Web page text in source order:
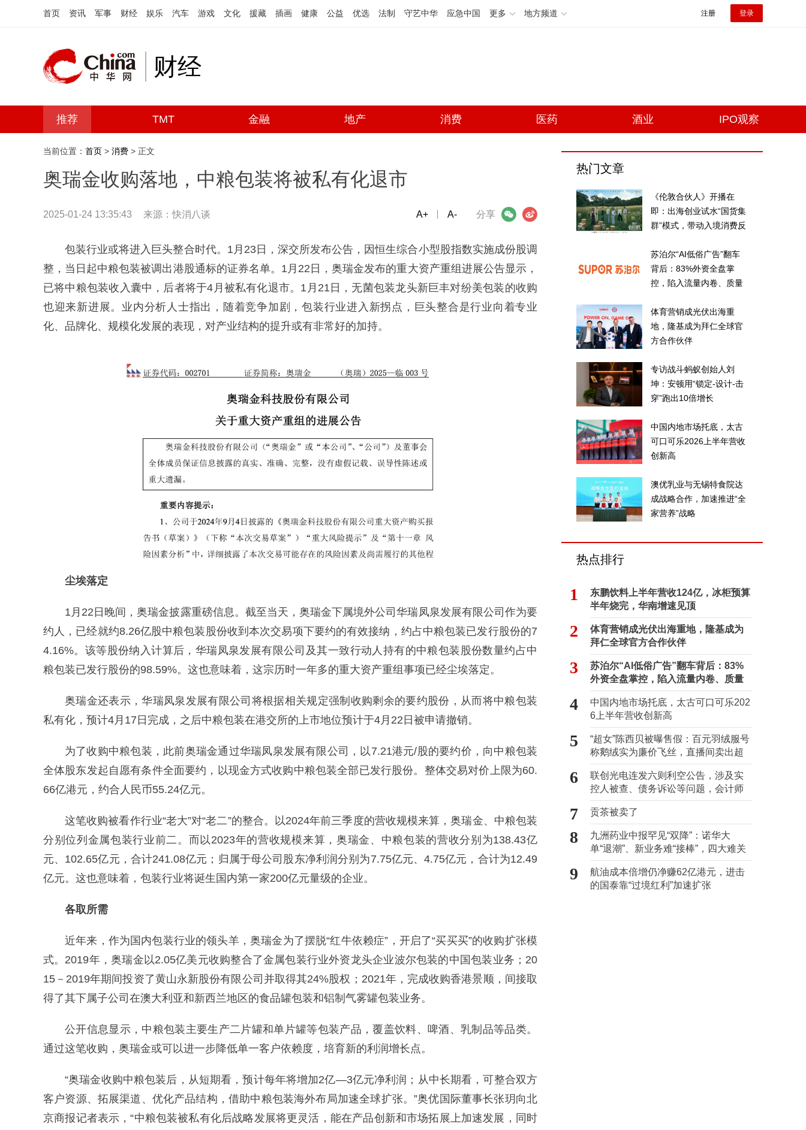
首页 资讯 军事 财经 娱乐 汽车 游戏 文化 援藏 插画 健康 公益 优选 法制 守艺中华 应急中国 更多 地方频道 注册 登录
财经
推荐 TMT 金融 地产 消费 医药 酒业 IPO观察
当前位置： 首页 > 消费 > 正文
奥瑞金收购落地，中粮包装将被私有化退市
2025-01-24 13:35:43 来源：快消八谈 分享
微信 微博
A+ A-
包装行业或将进入巨头整合时代。1月23日，深交所发布公告，因恒生综合小型股指数实施成份股调
整，当日起中粮包装被调出港股通标的证券名单。1月22日，奥瑞金发布的重大资产重组进展公告显示，
已将中粮包装收入囊中，后者将于4月被私有化退市。1月21日，无菌包装龙头新巨丰对纷美包装的收购
也迎来新进展。业内分析人士指出，随着竞争加剧，包装行业进入新拐点，巨头整合是行业向着专业
化、品牌化、规模化发展的表现，对产业结构的提升或有非常好的加持。
尘埃落定
1月22日晚间，奥瑞金披露重磅信息。截至当天，奥瑞金下属境外公司华瑞凤泉发展有限公司作为要
约人，已经就约8.26亿股中粮包装股份收到本次交易项下要约的有效接纳，约占中粮包装已发行股份的7
4.16%。该等股份纳入计算后，华瑞凤泉发展有限公司及其一致行动人持有的中粮包装股份数量约占中
粮包装已发行股份的98.59%。这也意味着，这宗历时一年多的重大资产重组事项已经尘埃落定。
奥瑞金还表示，华瑞凤泉发展有限公司将根据相关规定强制收购剩余的要约股份，从而将中粮包装
私有化，预计4月17日完成，之后中粮包装在港交所的上市地位预计于4月22日被申请撤销。
为了收购中粮包装，此前奥瑞金通过华瑞凤泉发展有限公司，以7.21港元/股的要约价，向中粮包装
全体股东发起自愿有条件全面要约，以现金方式收购中粮包装全部已发行股份。整体交易对价上限为60.
66亿港元，约合人民币55.24亿元。
这笔收购被看作行业“老大”对“老二”的整合。以2024年前三季度的营收规模来算，奥瑞金、中粮包装
分别位列金属包装行业前二。而以2023年的营收规模来算，奥瑞金、中粮包装的营收分别为138.43亿
元、102.65亿元，合计241.08亿元；归属于母公司股东净利润分别为7.75亿元、4.75亿元，合计为12.49
亿元。这也意味着，包装行业将诞生国内第一家200亿元量级的企业。
各取所需
近年来，作为国内包装行业的领头羊，奥瑞金为了摆脱“红牛依赖症”，开启了“买买买”的收购扩张模
式。2019年，奥瑞金以2.05亿美元收购整合了金属包装行业外资龙头企业波尔包装的中国包装业务；20
15－2019年期间投资了黄山永新股份有限公司并取得其24%股权；2021年，完成收购香港景顺，间接取
得了其下属子公司在澳大利亚和新西兰地区的食品罐包装和铝制气雾罐包装业务。
公开信息显示，中粮包装主要生产二片罐和单片罐等包装产品，覆盖饮料、啤酒、乳制品等品类。
通过这笔收购，奥瑞金或可以进一步降低单一客户依赖度，培育新的利润增长点。
“奥瑞金收购中粮包装后，从短期看，预计每年将增加2亿—3亿元净利润；从中长期看，可整合双方
客户资源、拓展渠道、优化产品结构，借助中粮包装海外布局加速全球扩张。”奥优国际董事长张玥向北
京商报记者表示，“中粮包装被私有化后战略发展将更灵活，能在产品创新和市场拓展上加速发展，同时
热门文章
《伦敦合伙人》开播在
即：出海创业试水“国货集
群”模式，带动入境消费反
苏泊尔“AI低俗广告”翻车
背后：83%外资全盘掌
控，陷入流量内卷、质量
体育营销成光伏出海重
地，隆基成为拜仁全球官
方合作伙伴
专访战斗蚂蚁创始人刘
坤：安顿用“锁定-设计-击
穿”跑出10倍增长
中国内地市场托底，太古
可口可乐2026上半年营收
创新高
澳优乳业与无锡特食院达
成战略合作，加速推进“全
家营养”战略
热点排行
1
东鹏饮料上半年营收124亿，冰柜预算
半年烧完，华南增速见顶
2
体育营销成光伏出海重地，隆基成为
拜仁全球官方合作伙伴
3
苏泊尔“AI低俗广告”翻车背后：83%
外资全盘掌控，陷入流量内卷、质量
频发的负循环
4
中国内地市场托底，太古可口可乐202
6上半年营收创新高
5
“超女”陈西贝被曝售假：百元羽绒服号
称鹅绒实为廉价飞丝，直播间卖出超
百万元
6
联创光电连发六则利空公告，涉及实
控人被查、债务诉讼等问题，会计师
事务所曾出具“保留意见”
7 贡茶被卖了
8
九洲药业中报罕见“双降”：诺华大
单“退潮”、新业务难“接棒”，四大难关
待闯
9
航油成本倍增仍净赚62亿港元，进击
的国泰靠“过境红利”加速扩张